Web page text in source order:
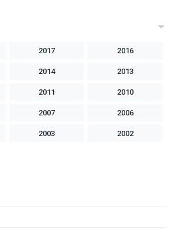
2017 2016
2014 2013
2011 2010
2007 2006
2003 2002